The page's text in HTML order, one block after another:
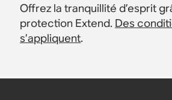
Offrez la tranquillité d’esprit
protection Extend. Des
s’appliquent.